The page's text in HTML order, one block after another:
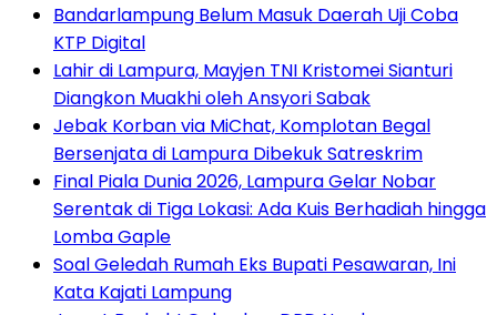
Bandarlampung Belum Masuk Daerah Uji Coba
KTP Digital
Lahir di Lampura, Mayjen TNI Kristomei Sianturi
Diangkon Muakhi oleh Ansyori Sabak
Jebak Korban via MiChat, Komplotan Begal
Bersenjata di Lampura Dibekuk Satreskrim
Final Piala Dunia 2026, Lampura Gelar Nobar
Serentak di Tiga Lokasi: Ada Kuis Berhadiah hingga
Lomba Gaple
Soal Geledah Rumah Eks Bupati Pesawaran, Ini
Kata Kajati Lampung